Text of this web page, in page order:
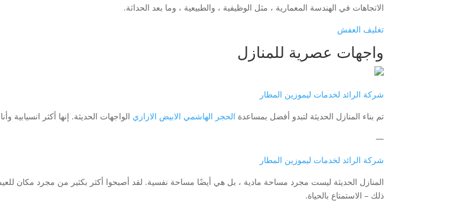
الاتجاهات في الهندسة المعمارية ، مثل الوظيفية ، والطبيعية ، وما بعد الحداثة.
تغليف العفش
واجهات عصرية للمنازل
شركة الرائد لخدمات ليموزين المطار
تم بناء المنازل الحديثة لتبدو أفضل بمساعدة الحجر الهاشمي الابيض الازازي الواجهات الحديثة. إنها أكثر انسيابية
—
شركة الرائد لخدمات ليموزين المطار
المنازل الحديثة ليست مجرد مساحة مادية ، بل هي أيضًا مساحة نفسية. لقد أصبحوا أكثر بكثير من مجرد مكان
ذلك – الاستمتاع بالحياة.